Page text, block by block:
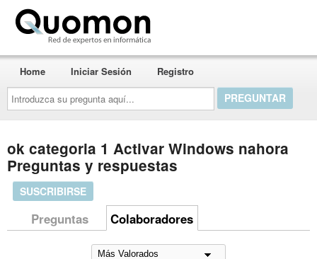
Introduzca
su
pregunta
aquí...
Home Iniciar Sesión Registro
ok categoria 1 Activar Windows nahora
Preguntas y respuestas
SUSCRIBIRSE
Preguntas Colaboradores